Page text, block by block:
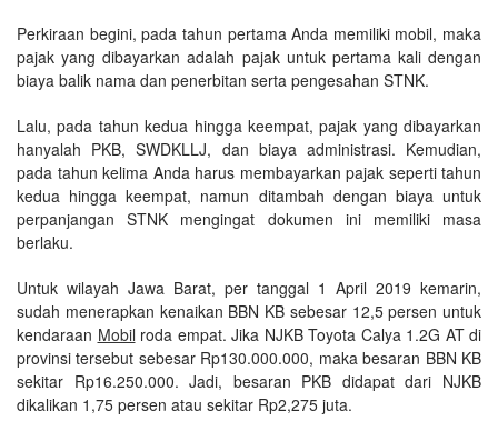
Perkiraan begini, pada tahun pertama Anda memiliki mobil, maka
pajak yang dibayarkan adalah pajak untuk pertama kali dengan
biaya balik nama dan penerbitan serta pengesahan STNK.
Lalu, pada tahun kedua hingga keempat, pajak yang dibayarkan
hanyalah PKB, SWDKLLJ, dan biaya administrasi. Kemudian,
pada tahun kelima Anda harus membayarkan pajak seperti tahun
kedua hingga keempat, namun ditambah dengan biaya untuk
perpanjangan STNK mengingat dokumen ini memiliki masa
berlaku.
Untuk wilayah Jawa Barat, per tanggal 1 April 2019 kemarin,
sudah menerapkan kenaikan BBN KB sebesar 12,5 persen untuk
kendaraan Mobil roda empat. Jika NJKB Toyota Calya 1.2G AT di
provinsi tersebut sebesar Rp130.000.000, maka besaran BBN KB
sekitar Rp16.250.000. Jadi, besaran PKB didapat dari NJKB
dikalikan 1,75 persen atau sekitar Rp2,275 juta.